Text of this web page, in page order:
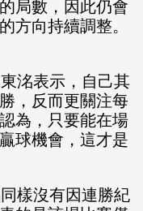
局數，因此仍會
方向持續調整。
洺表示，自己其
，反而更關注每
為，只要能在場
球機會，這才是
樣沒有因連勝紀